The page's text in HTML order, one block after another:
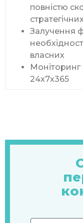
повністю
Залучення
власних
Моніторинг
24x7x365